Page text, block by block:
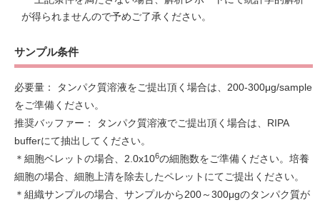
が得られませんので予めご了承ください。
サンプル条件
必要量： タンパク質溶液をご提出頂く場合は、200-300μg/sample
をご準備ください。
推奨バッファー： タンパク質溶液でご提出頂く場合は、RIPA
bufferにて抽出してください。
＊細胞ベレットの場合、2.0x106の細胞数をご準備ください。培養
細胞の場合、細胞上清を除去したペレットにてご提出ください。
＊組織サンプルの場合、サンプルから200～300μgのタンパク質が